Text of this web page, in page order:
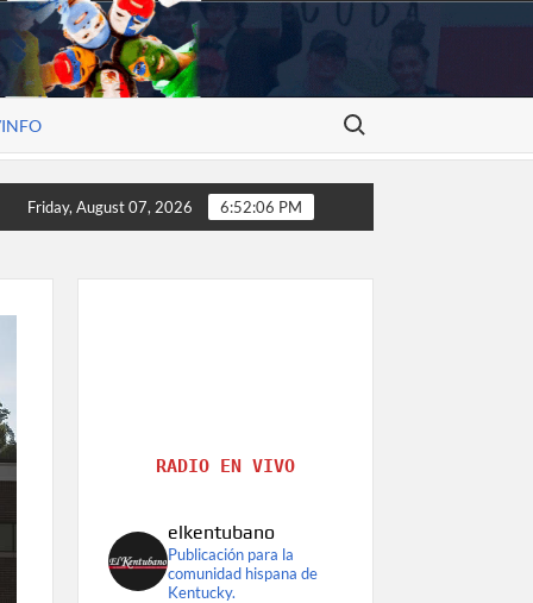
Search for:
historia, el arte de Alexander V. Molina
Friday, August 07, 2026 6:52:06 PM
RADIO EN VIVO
elkentubano
Publicación para la
comunidad hispana de
Kentucky.